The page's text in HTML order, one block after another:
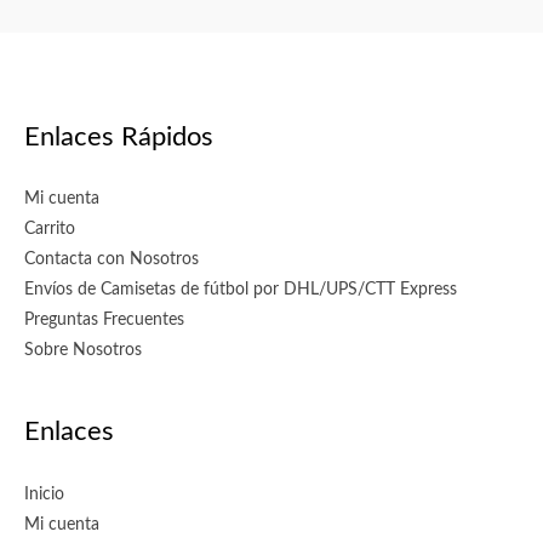
Enlaces Rápidos
Mi cuenta
Carrito
Contacta con Nosotros
Envíos de Camisetas de fútbol por DHL/UPS/CTT Express
Preguntas Frecuentes
Sobre Nosotros
Enlaces
Inicio
Mi cuenta